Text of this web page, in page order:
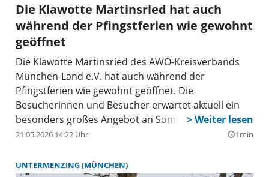
Die Klawotte Martinsried hat auch
während der Pfingstferien wie gewohnt
geöffnet
Die Klawotte Martinsried des AWO-Kreisverbands
München-Land e.V. hat auch während der
Pfingstferien wie gewohnt geöffnet. Die
Besucherinnen und Besucher erwartet aktuell ein
besonders großes Angebot an Sommerkleidung.
21.05.2026 14:22 Uhr query_builder1min
UNTERMENZING (MÜNCHEN)